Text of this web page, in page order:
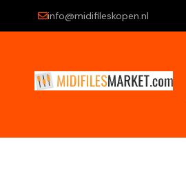
info@midifileskopen.nl